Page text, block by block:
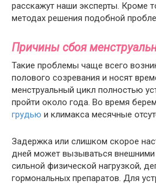
расскажут наши эксперты. Кроме
методах решения подобной
Причины сбоя
Такие проблемы чаще всего
полового созревания и носят
менструальный цикл полностью
пройти около года. Во время
грудью и климакса месячные
Задержка или слишком скорое
дней может вызываться внешними
сильной физической нагрузкой,
гормональных препаратов. Для